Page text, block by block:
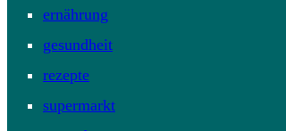
ernährung
gesundheit
rezepte
supermarkt